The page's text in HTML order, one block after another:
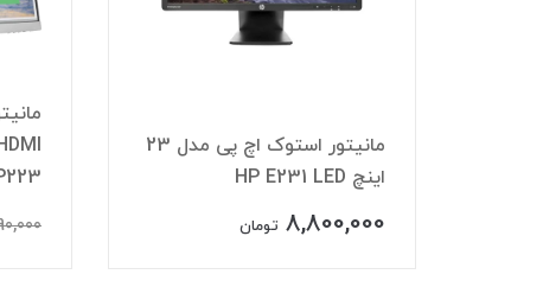
مانیتور استوک اچ پی مدل 23
اینچ HP E231 LED
8,800,000 تومان